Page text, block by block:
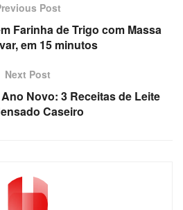
Post
Farinha de Trigo com Massa
em 15 minutos
Next Post
Novo: 3 Receitas de Leite
Caseiro